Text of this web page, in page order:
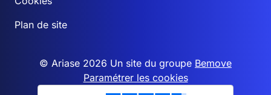
Plan de site
© Ariase 2026 Un site du groupe Bemove
Paramétrer les cookies